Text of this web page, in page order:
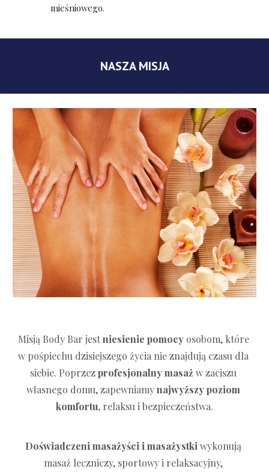
mieśniowego.
NASZA MISJA
Misją Body Bar jest niesienie pomocy osobom, które
w pośpiechu dzisiejszego życia nie znajdują czasu dla
siebie. Poprzez profesjonalny masaż w zaciszu
własnego domu, zapewniamy najwyższy poziom
komfortu, relaksu i bezpieczeństwa.
Doświadczeni masażyści i masażystki wykonują